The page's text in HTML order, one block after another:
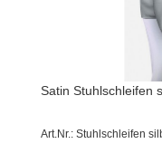
Satin Stuhlschleifen
Art.Nr.: Stuhlschleifen